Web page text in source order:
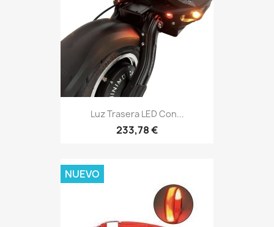
Luz Trasera LED Con...
233,78 €
NUEVO